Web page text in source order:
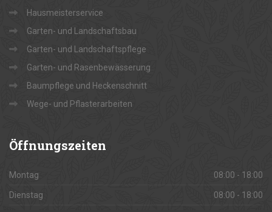
Hausmeisterservice
Garten- und Landschaftsbau
Garten- und Landschaftspflege
Garten- und Rasenbewässerung
Baumpflege und Heckenschnitt
Wege- und Pflasterarbeiten
Öffnungszeiten
Montag 08:00 - 18:00
Dienstag 08:00 - 18:00